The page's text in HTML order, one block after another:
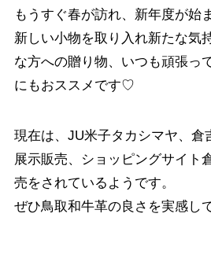
もうすぐ春が訪れ、新年度が始
新しい小物を取り入れ新たな気
な方への贈り物、いつも頑張っ
にもおススメです♡
現在は、JU米子タカシマヤ、倉
展示販売、ショッピングサイト
売をされているようです。
ぜひ鳥取和牛革の良さを実感し